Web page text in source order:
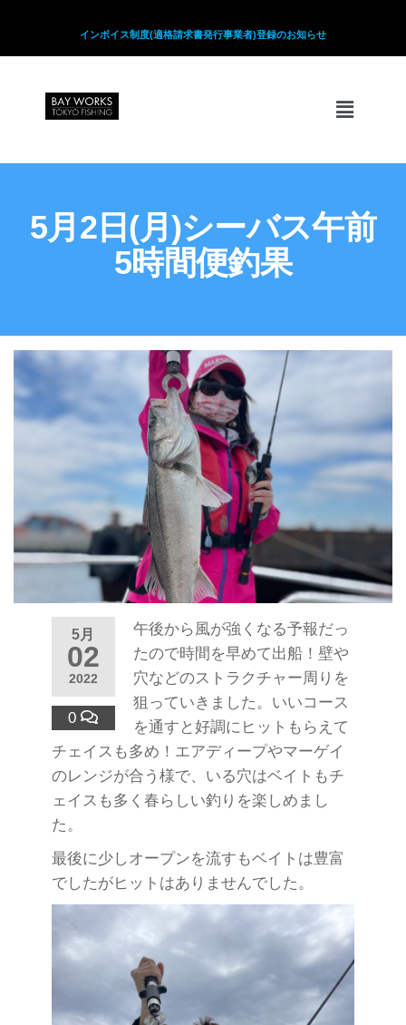
インボイス制度(適格請求書発行事業者)登録のお知らせ
5月2日(月)シーバス午前
5時間便釣果
5月
02
2022
0
午後から風が強くなる予報だっ
たので時間を早めて出船！壁や
穴などのストラクチャー周りを
狙っていきました。いいコース
を通すと好調にヒットもらえて
チェイスも多め！エアディープやマーゲイ
のレンジが合う様で、いる穴はベイトもチ
ェイスも多く春らしい釣りを楽しめまし
た。
最後に少しオープンを流すもベイトは豊富
でしたがヒットはありませんでした。